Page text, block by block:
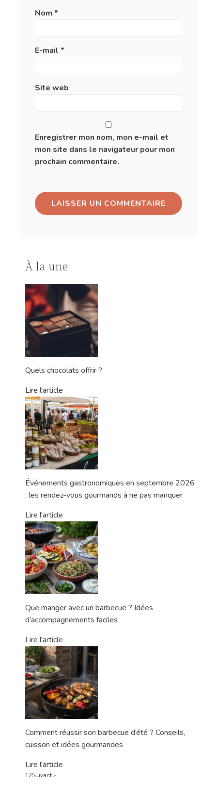
Nom *
E-mail *
Site web
Enregistrer mon nom, mon e-mail et
mon site dans le navigateur pour mon
prochain commentaire.
À la une
Quels chocolats offrir ?
Lire l'article
Événements gastronomiques en septembre 2026
: les rendez-vous gourmands à ne pas manquer
Lire l'article
Que manger avec un barbecue ? Idées
d’accompagnements faciles
Lire l'article
Comment réussir son barbecue d’été ? Conseils,
cuisson et idées gourmandes
Lire l'article
12Suivant »